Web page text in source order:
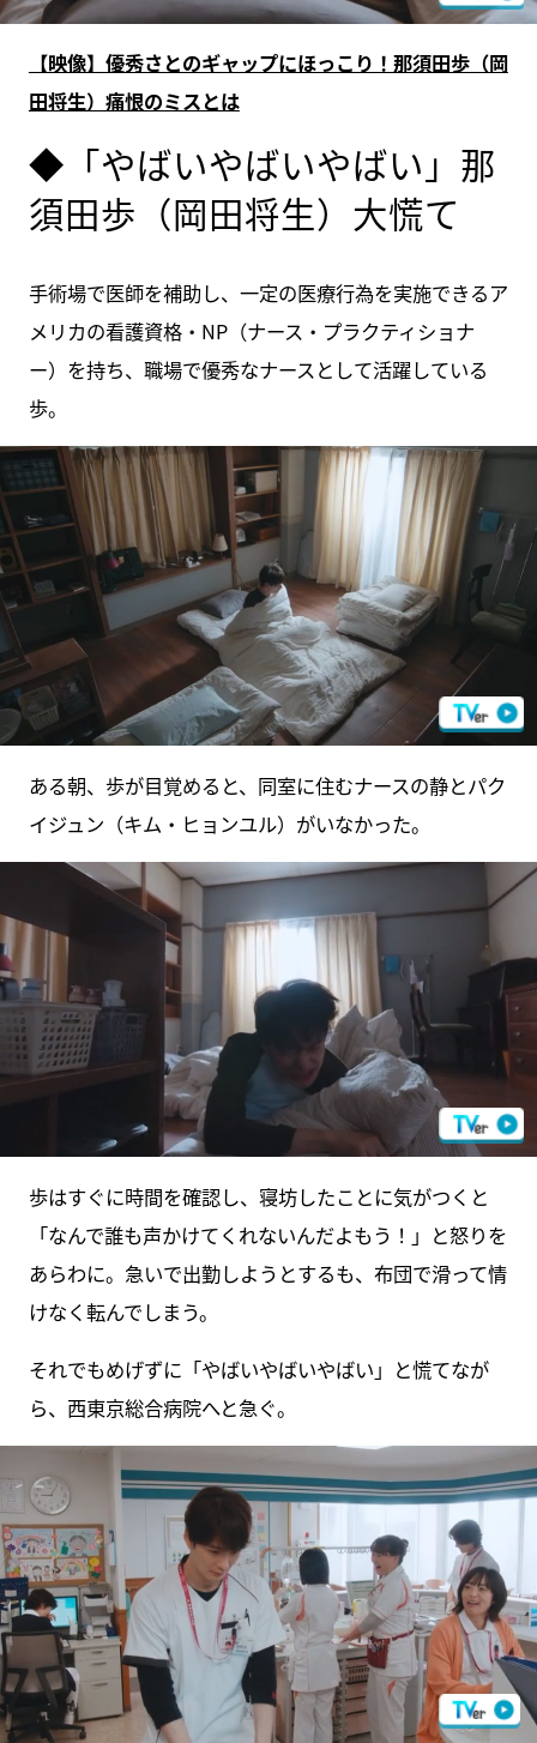
【映像】優秀さとのギャップにほっこり！那須田歩（岡
田将生）痛恨のミスとは
◆「やばいやばいやばい」那
須田歩（岡田将生）大慌て
手術場で医師を補助し、一定の医療行為を実施できるア
メリカの看護資格・NP（ナース・プラクティショナ
ー）を持ち、職場で優秀なナースとして活躍している
歩。
ある朝、歩が目覚めると、同室に住むナースの静とパク
イジュン（キム・ヒョンユル）がいなかった。
歩はすぐに時間を確認し、寝坊したことに気がつくと
「なんで誰も声かけてくれないんだよもう！」と怒りを
あらわに。急いで出勤しようとするも、布団で滑って情
けなく転んでしまう。
それでもめげずに「やばいやばいやばい」と慌てなが
ら、西東京総合病院へと急ぐ。